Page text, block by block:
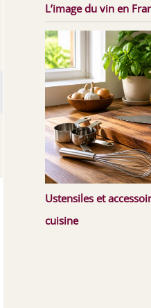
L’image du vin en
Ustensiles et
cuisine